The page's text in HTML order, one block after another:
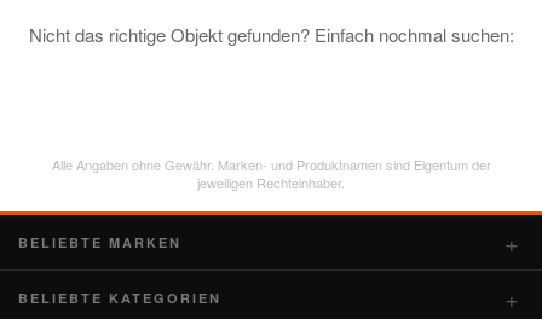
Nicht das richtige Objekt gefunden? Einfach nochmal suchen:
Alle Angaben ohne Gewähr. Marken- und Produktnamen sind Eigentum der
jeweiligen Rechteinhaber.
BELIEBTE MARKEN
BELIEBTE KATEGORIEN